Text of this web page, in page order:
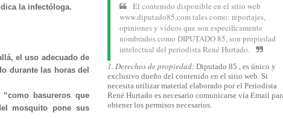
la infectóloga.
el uso adecuado de
durante las horas del
basureros que
mosquito pone sus
El contenido disponible en el sitio web
www.diputado85.com tales como: reportajes,
opiniones y vídeos que son específicamente
nombrados como DIPUTADO 85, son propiedad
intelectual del periodista René Hurtado.
1. Derechos de propiedad: Diputado 85 , es único y
exclusivo dueño del contenido en el sitio web. Si
necesita utilizar material elaborado por el Periodista
René Hurtado es necesario comunicarse vía Email
obtener los permisos necesarios.